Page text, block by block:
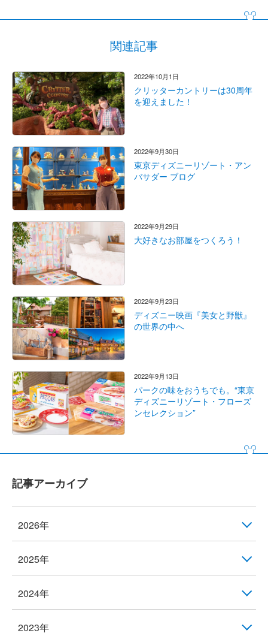
関連記事
2022年10月1日
クリッターカントリーは30周年
を迎えました！
2022年9月30日
東京ディズニーリゾート・アン
バサダー ブログ
2022年9月29日
大好きなお部屋をつくろう！
2022年9月23日
ディズニー映画『美女と野獣』
の世界の中へ
2022年9月13日
パークの味をおうちでも。“東京
ディズニーリゾート・フローズ
ンセレクション”
記事アーカイブ
2026年
2025年
2024年
2023年